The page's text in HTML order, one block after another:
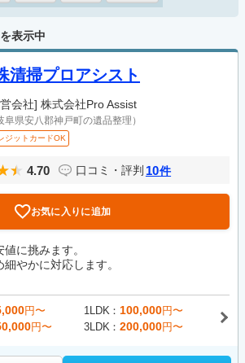
表示中
清掃プロアシスト
会社] 株式会社Pro Assist
阜県安八郡神戸町の遺品整理）
ジットカードOK
4.70 口コミ・評判 10件
お気に入りに追加
に挑みます。
やかに対応します。
円〜 1LDK 100,000円〜
円〜 3LDK 200,000円〜